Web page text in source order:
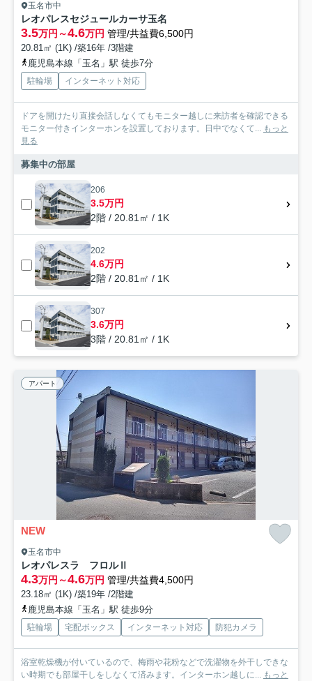
玉名市中
レオパレスセジュールカーサ玉名
3.5万円～4.6万円 管理/共益費6,500円
20.81㎡ (1K) /築16年 /3階建
鹿児島本線「玉名」駅 徒歩7分
駐輪場 インターネット対応
ドアを開けたり直接会話しなくてもモニター越しに来訪者を確認できる
モニター付きインターホンを設置しております。日中でなくて... もっと
見る
募集中の部屋
206
3.5万円
2階 / 20.81㎡ / 1K
202
4.6万円
2階 / 20.81㎡ / 1K
307
3.6万円
3階 / 20.81㎡ / 1K
アパート
NEW
玉名市中
レオパレスラ フロルⅡ
4.3万円～4.6万円 管理/共益費4,500円
23.18㎡ (1K) /築19年 /2階建
鹿児島本線「玉名」駅 徒歩9分
駐輪場 宅配ボックス インターネット対応 防犯カメラ
浴室乾燥機が付いているので、梅雨や花粉などで洗濯物を外干しできな
い時期でも部屋干しをしなくて済みます。インターホン越しに... もっと